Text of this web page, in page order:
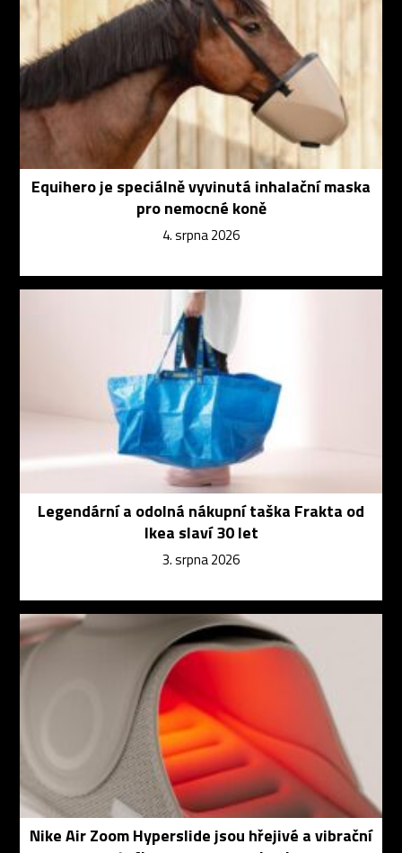
Equihero je speciálně vyvinutá inhalační maska
pro nemocné koně
4. srpna 2026
Legendární a odolná nákupní taška Frakta od
Ikea slaví 30 let
3. srpna 2026
Nike Air Zoom Hyperslide jsou hřejivé a vibrační